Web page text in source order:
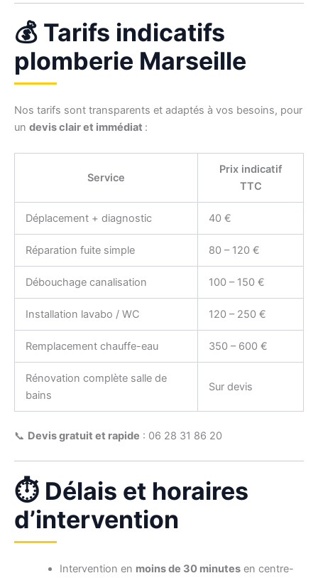
💰 Tarifs indicatifs
plomberie Marseille
Nos tarifs sont transparents et adaptés à vos besoins, pour
un devis clair et immédiat :
Service
Prix indicatif
TTC
Déplacement + diagnostic 40 €
Réparation fuite simple 80 – 120 €
Débouchage canalisation 100 – 150 €
Installation lavabo / WC 120 – 250 €
Remplacement chauffe-eau 350 – 600 €
Rénovation complète salle de
bains
Sur devis
📞 Devis gratuit et rapide : 06 28 31 86 20
⏱️ Délais et horaires
d’intervention
Intervention en moins de 30 minutesen centre-